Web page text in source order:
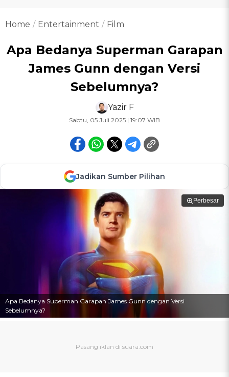
Home Entertainment Film
Apa Bedanya Superman Garapan
James Gunn dengan Versi
Sebelumnya?
Yazir F
Sabtu, 05 Juli 2025 | 19:07 WIB
Jadikan Sumber Pilihan
Perbesar
Apa Bedanya Superman Garapan James Gunn dengan Versi
Sebelumnya?